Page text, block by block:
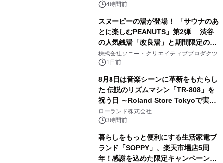
るパッケージ～ 9月1日(火)秋田県内で
4時間前
スヌーピーの湯が登場！ 「サウナのあ
とに楽しむPEANUTS」第2弾 渋谷
の人気銭湯「改良湯」と期間限定のコ
ラボレーション サウナイキタイコラ
ボグッズも発売決定！
株式会社ソニー・クリエイティブプロダクツ
1日前
8月8日は音楽シーンに革新をもたらし
た 伝説のリズムマシン「TR-808」を
祝う日 ～Roland Store Tokyoで実機
を展示しての 記念キャンペーンを開
催 英国ラジオ「NTS」の 特別プログ
ラムや、「TR-808」を愛する伝説的
アーティストを フィーチャーしたアニ
メーションを公開～
ローランド株式会社
3時間前
暮らしをもっと便利にする生活家電ブ
ランド「SOPPY」、楽天市場店5周
年！感謝を込めた限定キャンペーンを